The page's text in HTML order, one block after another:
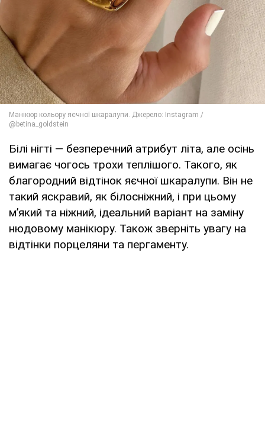
Білі нігті — безперечний атрибут літа, але осінь
вимагає чогось трохи теплішого. Такого, як
благородний відтінок яєчної шкаралупи. Він не
такий яскравий, як білосніжний, і при цьому
м’який та ніжний, ідеальний варіант на заміну
нюдовому манікюру. Також зверніть увагу на
відтінки порцеляни та пергаменту.